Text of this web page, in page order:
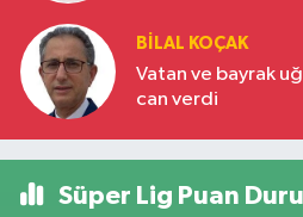
BILAL KOÇAK
Vatan ve bayrak
can verdi
Süper Lig Puan